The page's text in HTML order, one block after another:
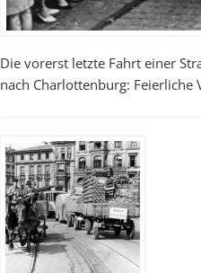
Die vorerst letzte Fahrt einer
nach Charlottenburg: Feierliche